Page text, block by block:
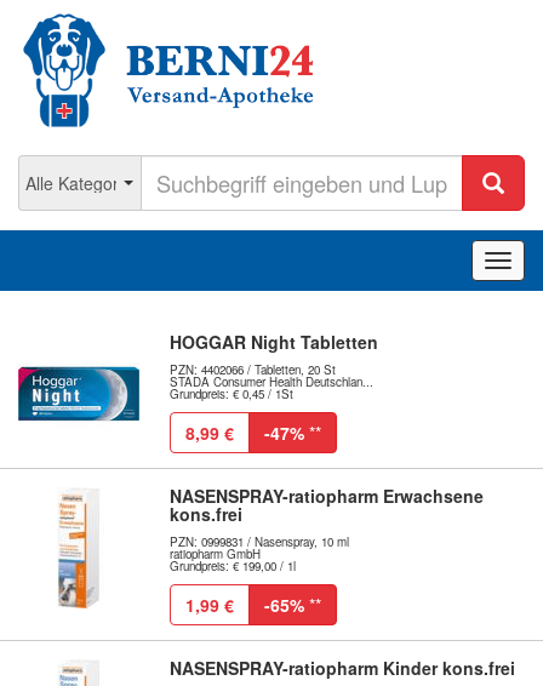
ein-/
HOGGAR Night Tabletten
PZN: 4402066 / Tabletten, 20 St
STADA Consumer Health Deutschlan...
Grundpreis: € 0,45 / 1St
8,99 € -47% **
NASENSPRAY-ratiopharm Erwachsene
kons.frei
PZN: 0999831 / Nasenspray, 10 ml
ratiopharm GmbH
Grundpreis: € 199,00 / 1l
1,99 € -65% **
NASENSPRAY-ratiopharm Kinder kons.frei